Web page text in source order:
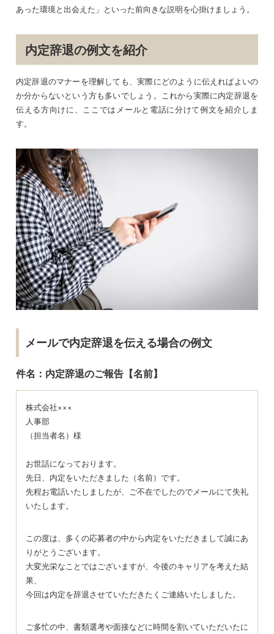
あった環境と出会えた」といった前向きな説明を心掛けましょう。
内定辞退の例文を紹介
内定辞退のマナーを理解しても、実際にどのように伝えればよいの
か分からないという方も多いでしょう。これから実際に内定辞退を
伝える方向けに、ここではメールと電話に分けて例文を紹介しま
す。
メールで内定辞退を伝える場合の例文
件名：内定辞退のご報告【名前】
株式会社×××
人事部
（担当者名）様
お世話になっております。
先日、内定をいただきました（名前）です。
先程お電話いたしましたが、ご不在でしたのでメールにて失礼
いたします。
この度は、多くの応募者の中から内定をいただきまして誠にあ
りがとうございます。
大変光栄なことではございますが、今後のキャリアを考えた結
果、
今回は内定を辞退させていただきたくご連絡いたしました。
ご多忙の中、書類選考や面接などに時間を割いていただいたに